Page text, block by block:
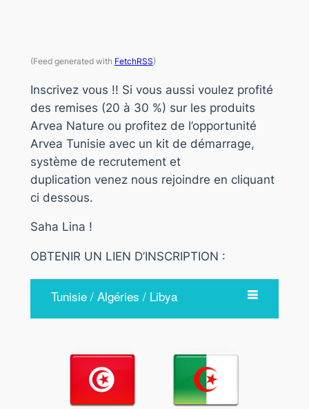
(Feed generated with FetchRSS)
Inscrivez vous !! Si vous aussi voulez profité
des remises (20 à 30 %) sur les produits
Arvea Nature ou profitez de l’opportunité
Arvea Tunisie avec un kit de démarrage,
système de recrutement et
duplication venez nous rejoindre en cliquant
ci dessous.
Saha Lina !
OBTENIR UN LIEN D’INSCRIPTION :
Tunisie / Algéries / Libya